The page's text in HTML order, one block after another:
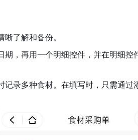
了解和备份。
，再用一个明细控件，并在明细控
录多种食材。在填写时，只需通过